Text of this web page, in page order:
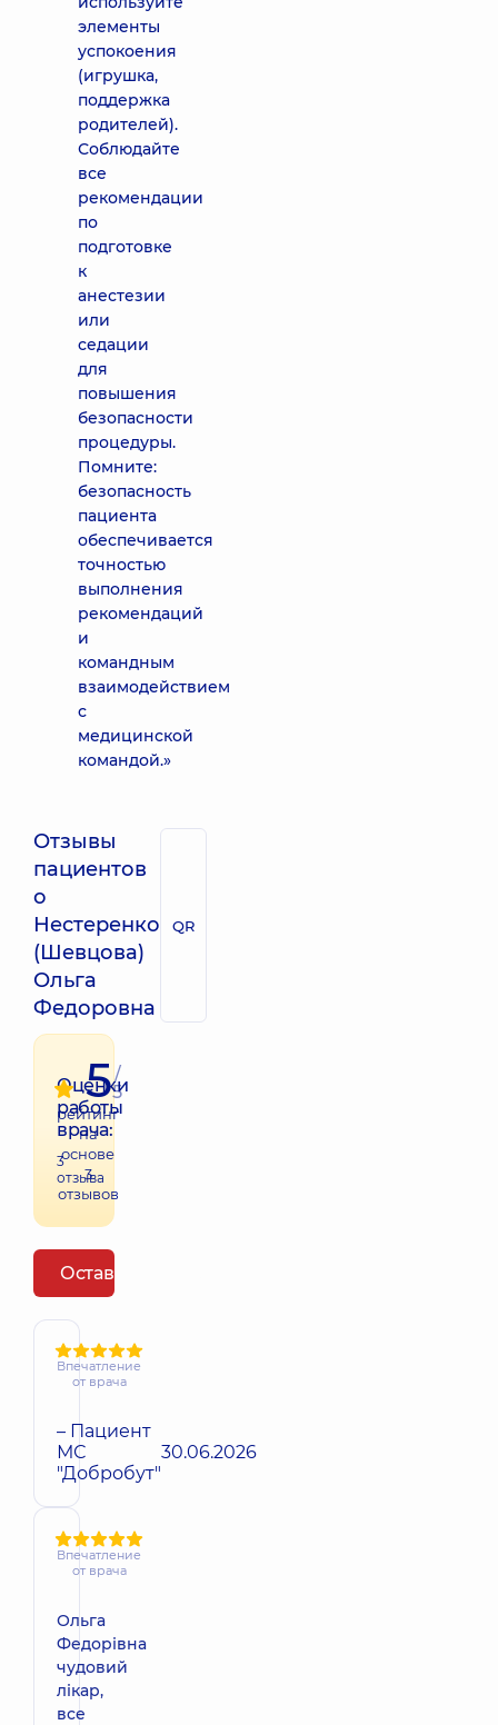
элементы
успокоения
(игрушка,
поддержка
родителей).
Соблюдайте
все
рекомендации
по
подготовке
к
анестезии
или
седации
для
повышения
безопасности
процедуры.
Помните:
безопасность
пациента
обеспечивается
точностью
выполнения
рекомендаций
и
командным
взаимодействием
с
медицинской
командой.»
Отзывы
пациентов
о
Нестеренко
(Шевцова)
Ольга
Федоровна
QR
Оценки
работы
врача:
3
отзыва
5/
5
рейтинг
на
основе
3
отзывов
Оставить отзыв
Впечатление
от врача
– Пациент
МС
"Добробут"
30.06.2026
Впечатление
от врача
Ольга
Федорівна
чудовий
лікар,
все